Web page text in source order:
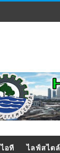
ไอที ไลฟ์สไตล์